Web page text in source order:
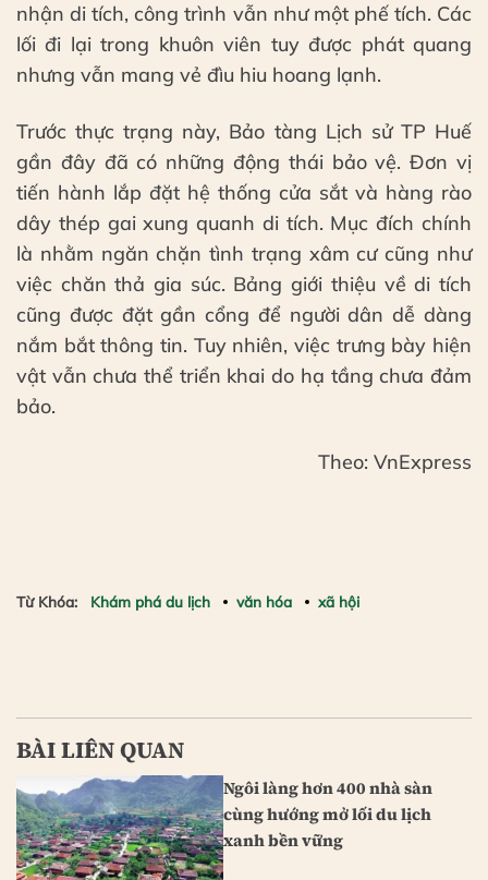
nhận di tích, công trình vẫn như một phế tích. Các
lối đi lại trong khuôn viên tuy được phát quang
nhưng vẫn mang vẻ đìu hiu hoang lạnh.
Trước thực trạng này, Bảo tàng Lịch sử TP Huế
gần đây đã có những động thái bảo vệ. Đơn vị
tiến hành lắp đặt hệ thống cửa sắt và hàng rào
dây thép gai xung quanh di tích. Mục đích chính
là nhằm ngăn chặn tình trạng xâm cư cũng như
việc chăn thả gia súc. Bảng giới thiệu về di tích
cũng được đặt gần cổng để người dân dễ dàng
nắm bắt thông tin. Tuy nhiên, việc trưng bày hiện
vật vẫn chưa thể triển khai do hạ tầng chưa đảm
bảo.
Theo: VnExpress
Từ Khóa: Khám phá du lịch văn hóa xã hội
BÀI LIÊN QUAN
Ngôi làng hơn 400 nhà sàn
cùng hướng mở lối du lịch
xanh bền vững